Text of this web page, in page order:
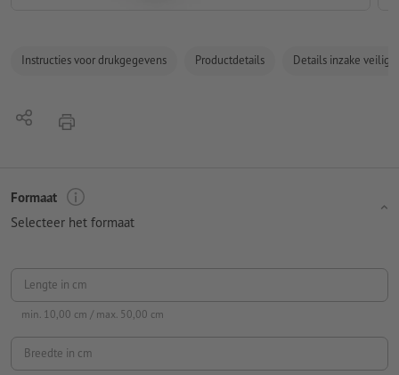
Instructies voor drukgegevens Productdetails Details inzake
Delen afdrukken
Formaat
Selecteer het formaat
Lengte in cm
min. 10,00 cm / max. 50,00 cm
Breedte in cm